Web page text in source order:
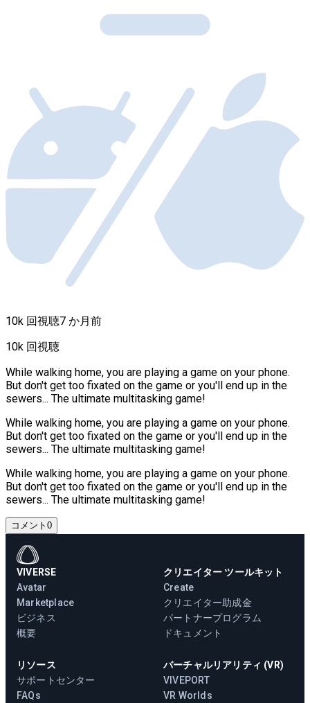
10k 回視聴7 か月前
10k 回視聴
While walking home, you are playing a game on your phone.
But don't get too fixated on the game or you'll end up in the
sewers... The ultimate multitasking game!
While walking home, you are playing a game on your phone.
But don't get too fixated on the game or you'll end up in the
sewers... The ultimate multitasking game!
While walking home, you are playing a game on your phone.
But don't get too fixated on the game or you'll end up in the
sewers... The ultimate multitasking game!
コメント 0
VIVERSE
Avatar
Marketplace
ビジネス
概要
クリエイター ツールキット
Create
クリエイター助成金
パートナープログラム
ドキュメント
リソース
サポートセンター
FAQs
バーチャルリアリティ (VR)
VIVEPORT
VR Worlds